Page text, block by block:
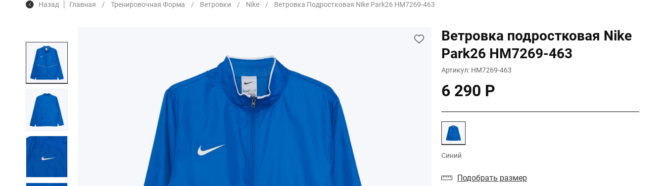
Назад Главная Тренировочная Форма Ветровки Nike Ветровка Подростковая Nike Park26 HM7269-463
Ветровка подростковая Nike
Park26 HM7269-463
Артикул: HM7269-463
6 290 Р
Синий
Подобрать размер